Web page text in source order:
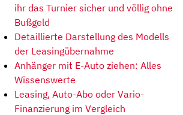
ihr das Turnier sicher und völlig ohne
Bußgeld
Detaillierte Darstellung des Modells
der Leasingübernahme
Anhänger mit E-Auto ziehen: Alles
Wissenswerte
Leasing, Auto-Abo oder Vario-
Finanzierung im Vergleich